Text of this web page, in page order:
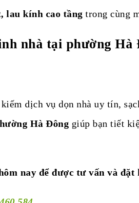
lau kính cao tầng trong cùng
nhà tại phường Hà
dịch vụ dọn nhà uy tín,
Hà Đông giúp bạn tiết
nay để được tư vấn và